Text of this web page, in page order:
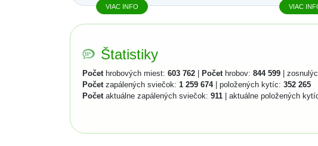
VIAC INFO VIAC
Štatistiky
Počethrobových miest: 603 762 Počethrobov: 844 599 |
Početzapálených sviečok: 1 259 674| položených kytíc: 352 265
Početaktuálne zapálených sviečok: 911 | aktuálne položených